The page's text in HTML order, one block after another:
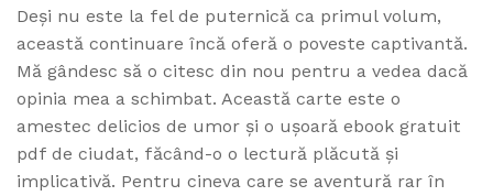
Deși nu este la fel de puternică ca primul volum,
această continuare încă oferă o poveste captivantă.
Mă gândesc să o citesc din nou pentru a vedea dacă
opinia mea a schimbat. Această carte este o
amestec delicios de umor și o ușoară ebook gratuit
pdf de ciudat, făcând-o o lectură plăcută și
implicativă. Pentru cineva care se aventură rar în